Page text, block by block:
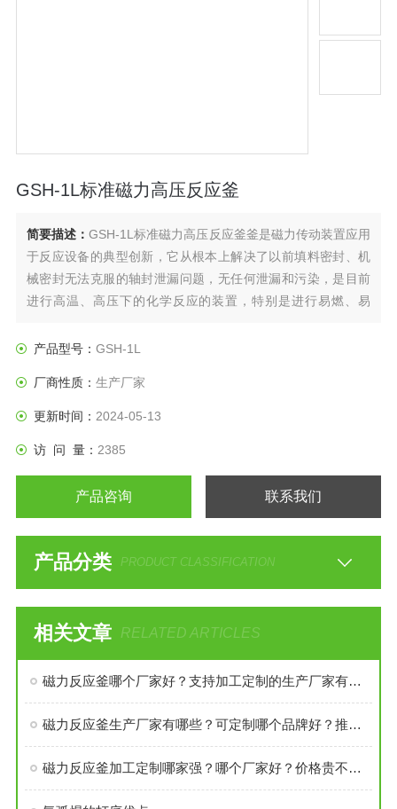
GSH-1L标准磁力高压反应釜
简要描述：GSH-1L标准磁力高压反应釜釜是磁力传动装置应用
于反应设备的典型创新，它从根本上解决了以前填料密封、机
械密封无法克服的轴封泄漏问题，无任何泄漏和污染，是目前
进行高温、高压下的化学反应的装置，特别是进行易燃、易
产品型号： GSH-1L
厂商性质： 生产厂家
更新时间： 2024-05-13
访 问 量： 2385
产品咨询 联系我们
产品分类 PRODUCT CLASSIFICATION
相关文章 RELATED ARTICLES
磁力反应釜哪个厂家好？支持加工定制的生产厂家有哪些？磁力反应釜价格多少钱？哪家强？
磁力反应釜生产厂家有哪些？可定制哪个品牌好？推荐厂家怎么选？哪家性价比高？
磁力反应釜加工定制哪家强？哪个厂家好？价格贵不贵？选购建议看这几点